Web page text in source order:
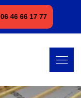
06 46 66 17 77